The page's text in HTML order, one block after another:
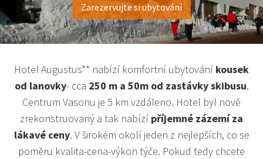
Zarezervujte si ubytování
Hotel Augustus** nabízí komfortní ubytování kousek
od lanovky- cca 250 m a 50m od zastávky skibusu.
Centrum Vasonu je 5 km vzdáleno. Hotel byl nově
zrekonstruovaný a tak nabízí příjemné zázemí za
lákavé ceny. V širokém okolí jeden z nejlepších, co se
poměru kvalita-cena-výkon týče. Pokud tedy chcete